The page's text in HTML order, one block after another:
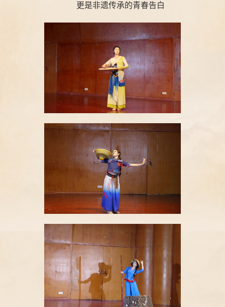
更是非遗传承的青春告白